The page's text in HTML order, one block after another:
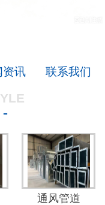
资讯 联系我们
-
通风管道